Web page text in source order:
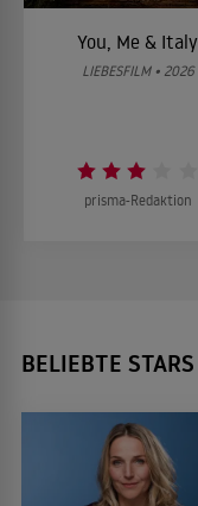
You, Me & Italy
LIEBESFILM • 2026
prisma-Redaktion
BELIEBTE STARS